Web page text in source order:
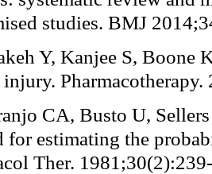
studies. BMJ
Y, Kanjee S, Boone
Pharmacotherapy.
CA, Busto U,
for estimating the
Ther.